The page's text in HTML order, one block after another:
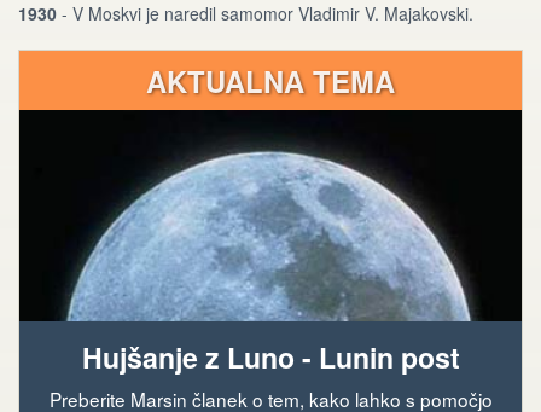
1930 - V Moskvi je naredil samomor Vladimir V. Majakovski.
AKTUALNA TEMA
Hujšanje z Luno - Lunin post
Preberite Marsin članek o tem, kako lahko s pomočjo